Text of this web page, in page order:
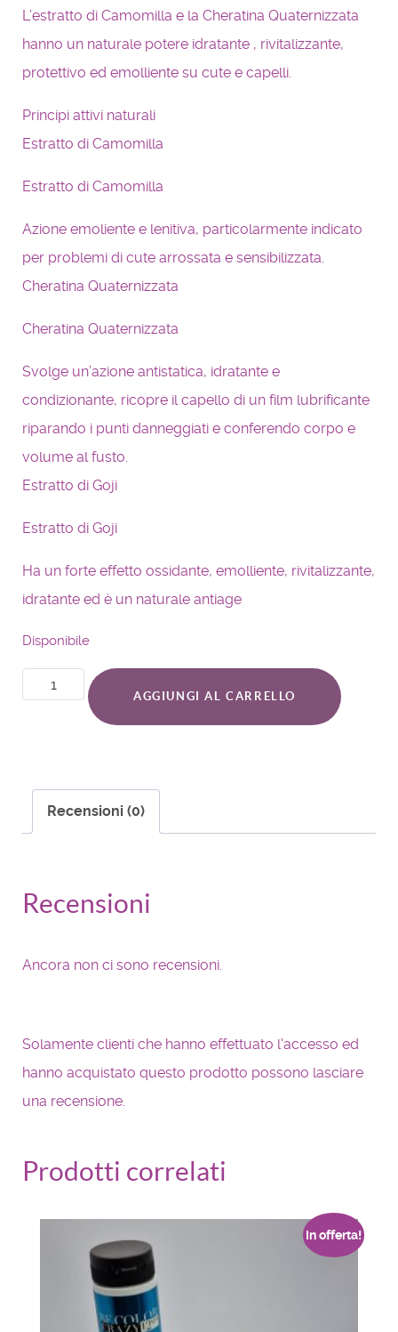
L’estratto di Camomilla e la Cheratina Quaternizzata
hanno un naturale potere idratante , rivitalizzante,
protettivo ed emolliente su cute e capelli.
Principi attivi naturali
Estratto di Camomilla
Estratto di Camomilla
Azione emoliente e lenitiva, particolarmente indicato
per problemi di cute arrossata e sensibilizzata.
Cheratina Quaternizzata
Cheratina Quaternizzata
Svolge un’azione antistatica, idratante e
condizionante, ricopre il capello di un film lubrificante
riparando i punti danneggiati e conferendo corpo e
volume al fusto.
Estratto di Goji
Estratto di Goji
Ha un forte effetto ossidante, emolliente, rivitalizzante,
idratante ed è un naturale antiage
Disponibile
AGGIUNGI AL CARRELLO
Recensioni (0)
Recensioni
Ancora non ci sono recensioni.
Solamente clienti che hanno effettuato l'accesso ed
hanno acquistato questo prodotto possono lasciare
una recensione.
Prodotti correlati
In offerta!